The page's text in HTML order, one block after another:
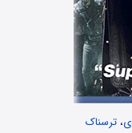
،ترسناک